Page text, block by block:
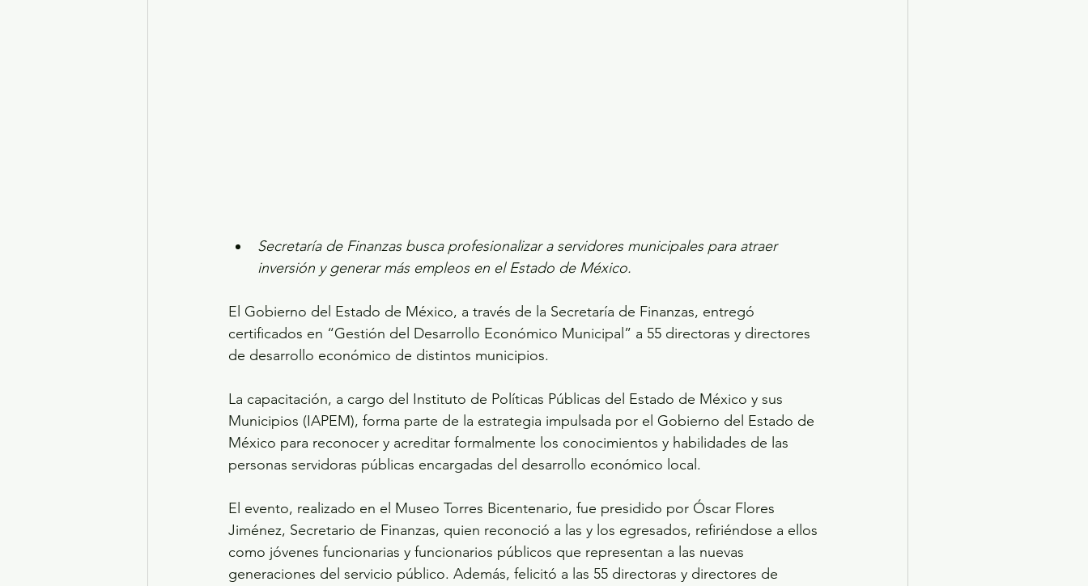
Secretaría de Finanzas busca profesionalizar a servidores municipales para atraer
inversión y generar más empleos en el Estado de México.
El Gobierno del Estado de México, a través de la Secretaría de Finanzas, entregó
certificados en “Gestión del Desarrollo Económico Municipal” a 55 directoras y directores
de desarrollo económico de distintos municipios.
La capacitación, a cargo del Instituto de Políticas Públicas del Estado de México y sus
Municipios (IAPEM), forma parte de la estrategia impulsada por el Gobierno del Estado de
México para reconocer y acreditar formalmente los conocimientos y habilidades de las
personas servidoras públicas encargadas del desarrollo económico local.
El evento, realizado en el Museo Torres Bicentenario, fue presidido por Óscar Flores
Jiménez, Secretario de Finanzas, quien reconoció a las y los egresados, refiriéndose a ellos
como jóvenes funcionarias y funcionarios públicos que representan a las nuevas
generaciones del servicio público. Además, felicitó a las 55 directoras y directores de